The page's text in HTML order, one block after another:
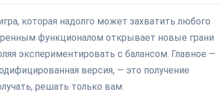
которая надолго может захватить любого
функционалом открывает новые грани
экспериментировать с балансом. Главное —
версия, — это получение
решать только вам.